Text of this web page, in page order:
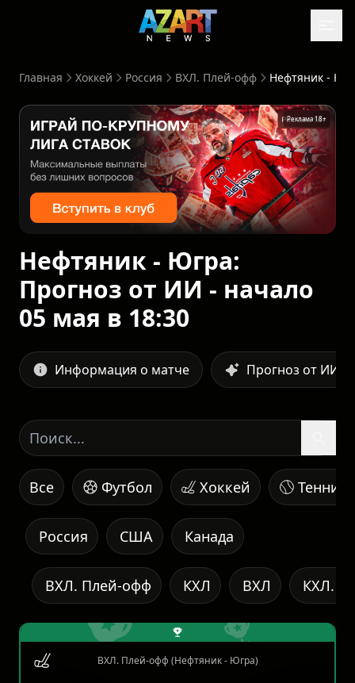
Главная Хоккей Россия ВХЛ. Плей-офф
Реклама 18+
Нефтяник - Югра:
Прогноз от ИИ - начало
05 мая в 18:30
Информация о матче Прогноз от ИИ
Все Футбол Хоккей Теннис
Россия США Канада
КХЛ ВХЛ КХЛ.
ВХЛ. Плей-офф
ВХЛ. Плей-офф (Нефтяник - Югра)